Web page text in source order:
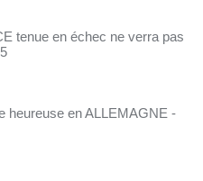
tenue en échec ne verra pas
heureuse en ALLEMAGNE -